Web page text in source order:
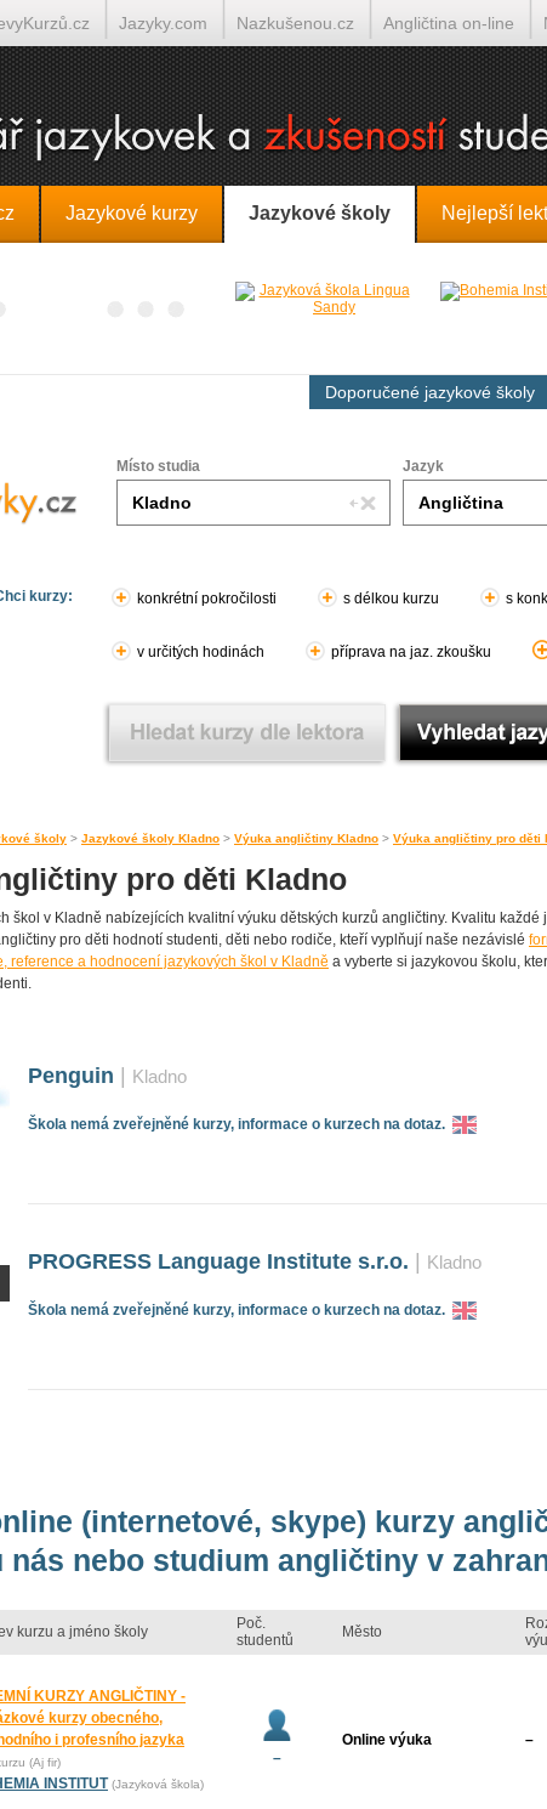
Jazykové kurzy Jazykové školy Nejlepší
Doporučené jazykové školy
Místo studia Jazyk
kurzy: konkrétní pokročilosti s délkou kurzu s
v určitých hodinách příprava na jaz. zkoušku
školy > Jazykové školy Kladno > Výuka angličtiny Kladno > Výuka angličtiny pro děti
pro děti Kladno
škol v Kladně nabízejících kvalitní výuku dětských kurzů angličtiny. Kvalitu každé
pro děti hodnotí studenti, děti nebo rodiče, kteří vyplňují naše nezávislé
reference a hodnocení jazykových škol v Kladně a vyberte si jazykovou školu,
Penguin Kladno
Škola nemá zveřejněné kurzy, informace o kurzech na dotaz.
PROGRESS Language Institute s.r.o. Kladno
Škola nemá zveřejněné kurzy, informace o kurzech na dotaz.
(internetové, skype) kurzy
nás nebo studium angličtiny v
kurzu a jméno školy
Poč.
studentů
Město
KURZY ANGLIČTINY -
kurzy obecného,
i profesního jazyka
(Aj fir)
INSTITUT (Jazyková škola)
–
Online výuka –
Jazyky.com Nazkušenou.cz Angličtina on-line
Překládá.cz Tlumočí.cz